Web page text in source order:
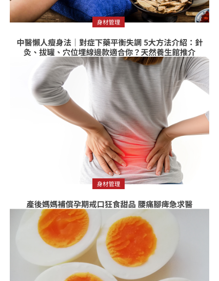
身材管理
中醫懶人瘦身法｜對症下藥平衡失調 5大方法介紹：針
灸、拔罐、穴位埋線邊款適合你？天然養生館推介
身材管理
產後媽媽補償孕期戒口狂食甜品 腰痛腳痺急求醫